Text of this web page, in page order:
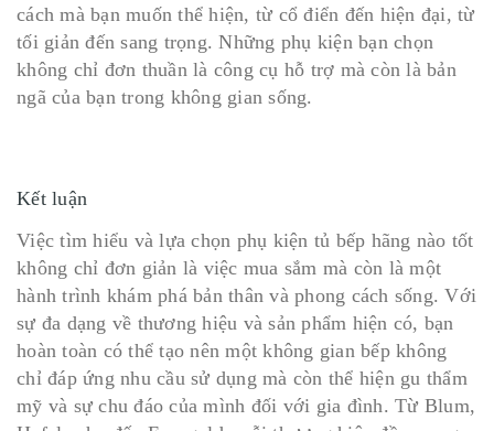
cách mà bạn muốn thể hiện, từ cổ điển đến hiện đại, từ
tối giản đến sang trọng. Những phụ kiện bạn chọn
không chỉ đơn thuần là công cụ hỗ trợ mà còn là bản
ngã của bạn trong không gian sống.
Kết luận
Việc tìm hiểu và lựa chọn phụ kiện tủ bếp hãng nào tốt
không chỉ đơn giản là việc mua sắm mà còn là một
hành trình khám phá bản thân và phong cách sống. Với
sự đa dạng về thương hiệu và sản phẩm hiện có, bạn
hoàn toàn có thể tạo nên một không gian bếp không
chỉ đáp ứng nhu cầu sử dụng mà còn thể hiện gu thẩm
mỹ và sự chu đáo của mình đối với gia đình. Từ Blum,